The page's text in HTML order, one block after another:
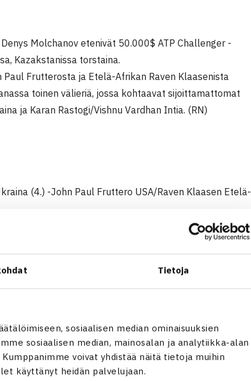
Tietoja
sosiaalisen median ominaisuuksien
sosiaalisen median, mainosalan ja analytiikka-alan
voivat yhdistää näitä tietoja muihin
käyttänyt heidän palvelujaan.
Molchanov etenivät 50.000$ ATP Challenger -
Kazakstanissa torstaina.
Frutterosta ja Etelä-Afrikan Raven Klaasenista
toinen välieriä, jossa kohtaavat sijoittamattomat
ja Karan Rastogi/Vishnu Vardhan Intia. (RN)
(4.) -John Paul Fruttero USA/Raven Klaasen Etelä-